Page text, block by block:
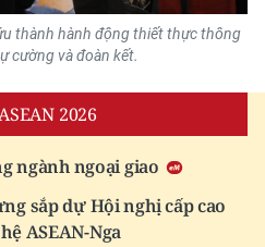
thành hành động thiết thực thông
cường và đoàn kết.
2026
ngành ngoại giao
sắp dự Hội nghị cấp cao
ASEAN-Nga